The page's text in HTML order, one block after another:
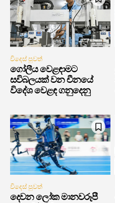
විදෙස් පුවත්
ගෝලීය වෙළඳාමට
සවිබලයක් වන චීනයේ
විදේශ වෙළඳ ගනුදෙනු
විදෙස් පුවත්
දෙවන ලෝක මානවරූපී